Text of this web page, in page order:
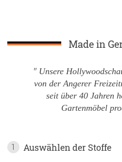
Made in
Unsere
von der Angerer
seit über 40 Jahren
Gartenmöbel
1 Auswählen der Stoffe